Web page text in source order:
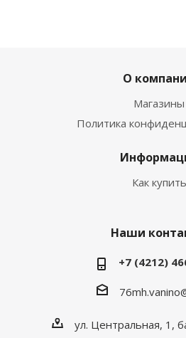
О
Магазины
Политика
Как купить
Наши
+7 (4212)
ул. Центральная, 1,